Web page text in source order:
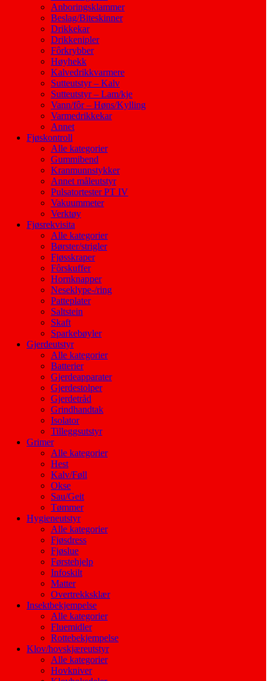
Anboringsklammer
Beslag/Biteskinner
Drikkekar
Drikkenipler
Fôrkrybber
Høyhekk
Kalvedrikkvarmere
Sutteutstyr – Kalv
Sutteutstyr – Lam/kje
Vann/fôr – Høns/Kylling
Varmedrikkekar
Annet
Fjøskontroll
Alle kategorier
Gummibend
Kranmunnstykker
Annet måleutstyr
Pulsatortester PT IV
Vakuummeter
Verktøy
Fjøsrekvisita
Alle kategorier
Børster/strigler
Fjøsskraper
Fôrskuffer
Hornknapper
Neseklype-/ring
Patteplater
Saltstein
Skaft
Sparkebøyler
Gjerdeutstyr
Alle kategorier
Batterier
Gjerdeapparater
Gjerdestolper
Gjerdetråd
Grindhandtak
Isolator
Tilleggsutstyr
Grimer
Alle kategorier
Hest
Kalv/Føll
Okse
Sau/Geit
Tømmer
Hygieneutstyr
Alle kategorier
Fjøsdress
Fjøslue
Førstehjelp
Infoskilt
Matter
Overtrekksklær
Insektbekjempelse
Alle kategorier
Fluemidler
Rottebekjempelse
Klov/hovskjæreutstyr
Alle kategorier
Hovkniver